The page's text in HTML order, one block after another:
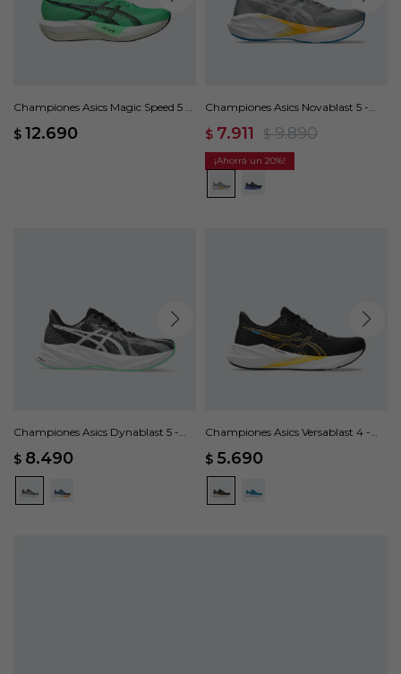
Championes Asics Magic Speed 5 -
$ 12.690
Championes Asics Novablast 5 -
$ 7.911 $ 9.890
20
Championes Asics Dynablast 5 -
$ 8.490
Championes Asics Versablast 4 -
$ 5.690